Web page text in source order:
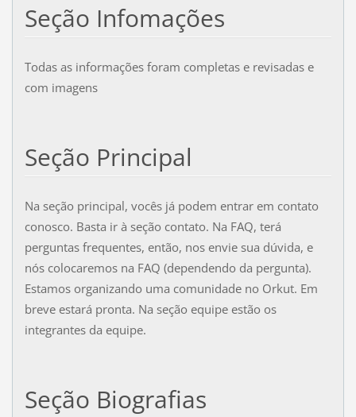
Seção Infomações
Todas as informações foram completas e revisadas e
com imagens
Seção Principal
Na seção principal, vocês já podem entrar em contato
conosco. Basta ir à seção contato. Na FAQ, terá
perguntas frequentes, então, nos envie sua dúvida, e
nós colocaremos na FAQ (dependendo da pergunta).
Estamos organizando uma comunidade no Orkut. Em
breve estará pronta. Na seção equipe estão os
integrantes da equipe.
Seção Biografias